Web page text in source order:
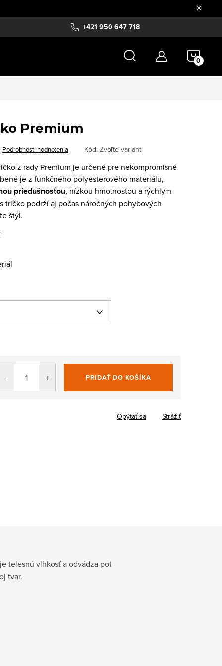
+421 950 647 718
Premium
Podrobnosti hodnotenia Kód: Zvoľte variant
z rady Premium je určené pre nekompromisné
je z funkčného polyesterového materiálu,
priedušnosťou, nízkou hmotnosťou a rýchlym
tričko podrží aj počas náročných pohybových
štýl.
Jednotková
PRIDAŤ DO KOŠÍKA
Opýtať sa Strážiť
telesnú vlhkosť a odvádza pot
tvar.